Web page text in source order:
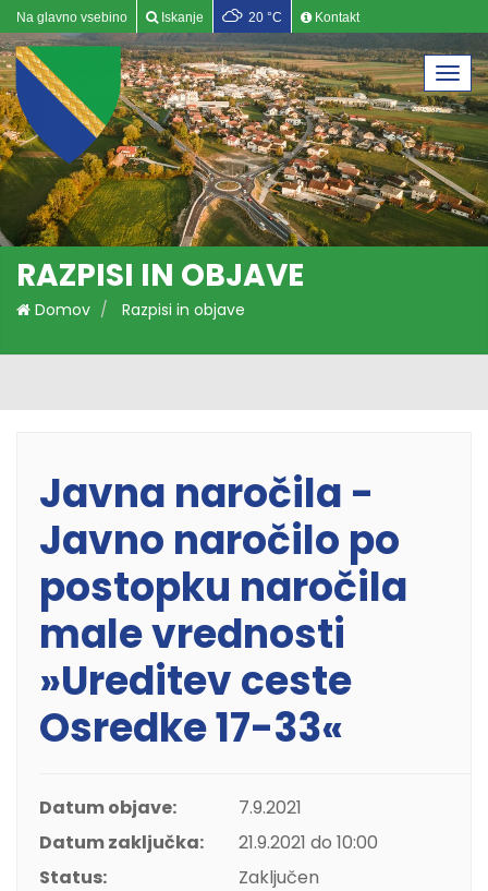
Na glavno vsebino Iskanje 20 °C Kontakt
RAZPISI IN OBJAVE
Domov Razpisi in objave
Javna naročila -
Javno naročilo po
postopku naročila
male vrednosti
»Ureditev ceste
Osredke 17-33«
Datum objave:
7.9.2021
Datum zaključka:
21.9.2021 do 10:00
Status:
Zaključen